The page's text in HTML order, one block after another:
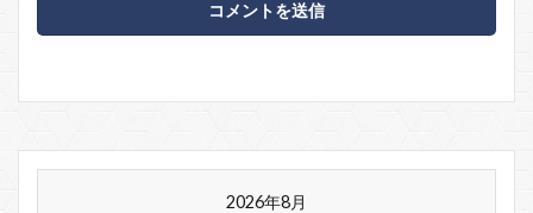
2026年8月